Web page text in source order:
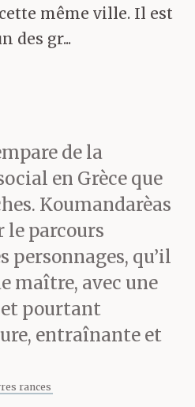
autrefois
légumes
à gaz
en face
entouré
des
des
même ville. Il est
des gr...
de la
en Grèce que
Koumandarèas
le parcours
personnages, qu’il
maître, avec une
pourtant
entraînante et
rances